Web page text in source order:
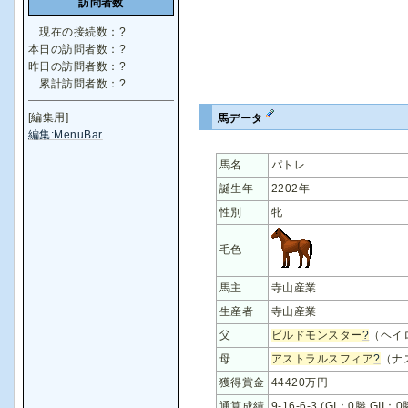
馬データ
馬名
パトレ
誕生年
2202年
性別
牝
毛色
馬主
寺山産業
生産者
寺山産業
父
ビルドモンスター? （ヘイ
母
アストラルスフィア? （
獲得賞金 44420万円
現在の接続数： ?
本日の訪問者数： ?
昨日の訪問者数： ?
累計訪問者数： ?
[編集用]
編集:MenuBar